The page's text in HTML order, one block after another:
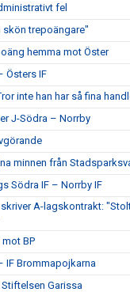
fel
skön trepoängare"
hemma mot Öster
Östers IF
inte han har så fina
J-Södra – Norrby
minnen från
Södra IF – Norrby IF
A-lagskontrakt:
BP
IF Brommapojkarna
Garissa